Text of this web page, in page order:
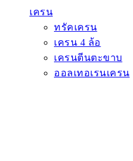
เครน
ทรัคเครน
เครน 4 ล้อ
เครนตีนตะขาบ
ออลเทอเรนเครน